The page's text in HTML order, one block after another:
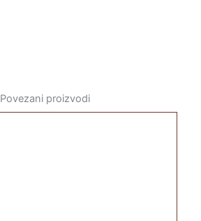
Povezani proizvodi